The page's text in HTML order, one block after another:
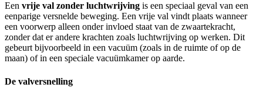
Een vrije val zonder luchtwrijving is een speciaal geval van een
eenparige versnelde beweging. Een vrije val vindt plaats wanneer
een voorwerp alleen onder invloed staat van de zwaartekracht,
zonder dat er andere krachten zoals luchtwrijving op werken. Dit
gebeurt bijvoorbeeld in een vacuüm (zoals in de ruimte of op de
maan) of in een speciale vacuümkamer op aarde.
De valversnelling